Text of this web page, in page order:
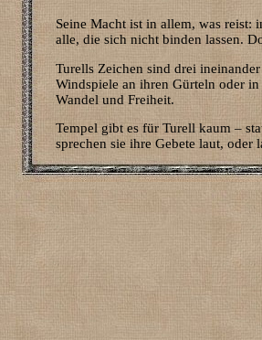
Seine Macht ist in allem, was reist:
alle, die sich nicht binden lassen.
Turells Zeichen sind drei
Windspiele an ihren Gürteln oder
Wandel und Freiheit.
Tempel gibt es für Turell kaum –
sprechen sie ihre Gebete laut, oder